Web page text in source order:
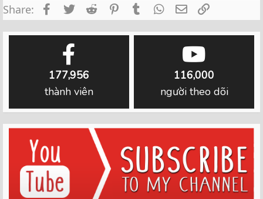
Share: FacebookTwitterReddit PinterestTumblrWhatsApp
Email
177,956
thành viên
116,000
người theo dõi